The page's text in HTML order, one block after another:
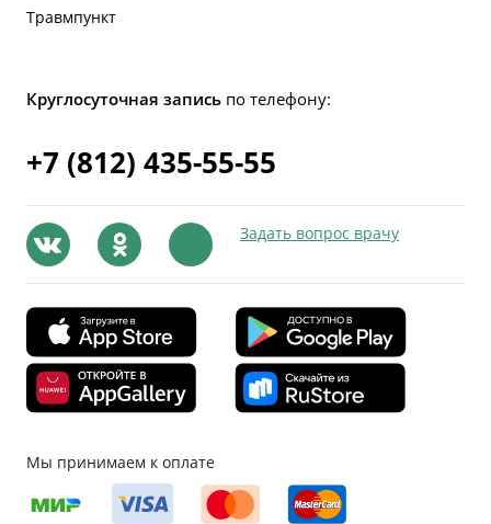
Травмпункт
Круглосуточная запись по телефону:
+7 (812) 435-55-55
Задать вопрос врачу
Мы принимаем к оплате